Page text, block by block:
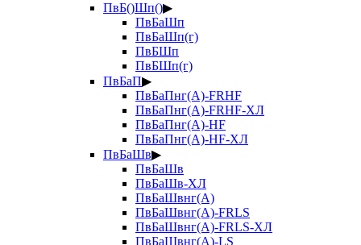
ПвБ()Шп()▶
ПвБаШп
ПвБаШп(г)
ПвБШп
ПвБШп(г)
ПвБаП▶
ПвБаПнг(А)-FRHF
ПвБаПнг(А)-FRHF-ХЛ
ПвБаПнг(А)-HF
ПвБаПнг(А)-HF-ХЛ
ПвБаШв▶
ПвБаШв
ПвБаШв-ХЛ
ПвБаШвнг(А)
ПвБаШвнг(А)-FRLS
ПвБаШвнг(А)-FRLS-ХЛ
ПвБаШвнг(А)-LS